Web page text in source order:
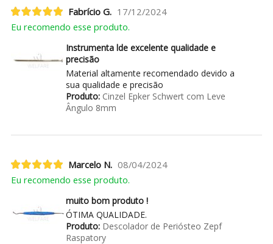
Fabrício G. 17/12/2024
Eu recomendo esse produto.
Instrumenta lde excelente qualidade e
precisão
Material altamente recomendado devido a
sua qualidade e precisão
Produto:Cinzel Epker Schwert com Leve
Ângulo 8mm
Marcelo N. 08/04/2024
Eu recomendo esse produto.
muito bom produto !
ÓTIMA QUALIDADE.
Produto:Descolador de Periósteo Zepf
Raspatory